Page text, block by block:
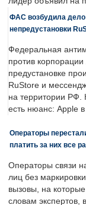
ФАС возбудила дело
непредустановки
Федеральная
против
предустановке
RuStore и
на территории РФ.
есть нюанс: Apple
Операторы
платить за них все
Операторы связи
лиц без
вызовы, на
словам экспертов,